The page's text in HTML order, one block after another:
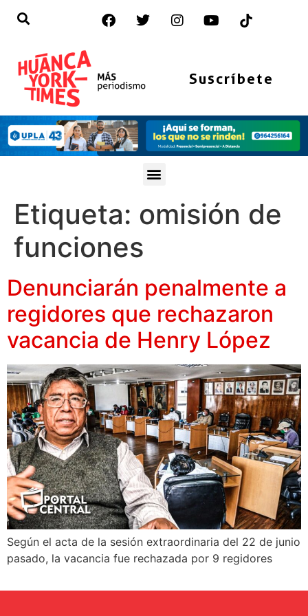
Suscríbete
Etiqueta: omisión de
funciones
Denunciarán penalmente a
regidores que rechazaron
vacancia de Henry López
Según el acta de la sesión extraordinaria del 22 de junio
pasado, la vacancia fue rechazada por 9 regidores